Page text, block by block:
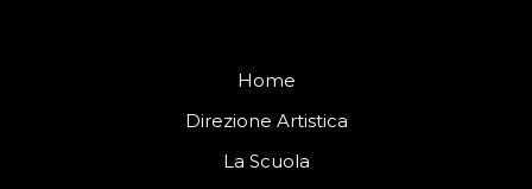
Home
Direzione Artistica
La Scuola